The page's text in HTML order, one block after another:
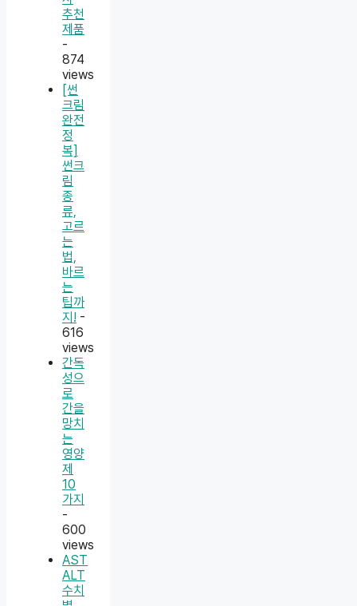
추천
제품
-
874
views
[썬
크림
완전
정
복]
썬크
림
종
류,
고르
는
법,
바르
는
팁까
지! -
616
views
간독
성으
로
간을
망치
는
영양
제
10
가지
-
600
views
AST
ALT
수치